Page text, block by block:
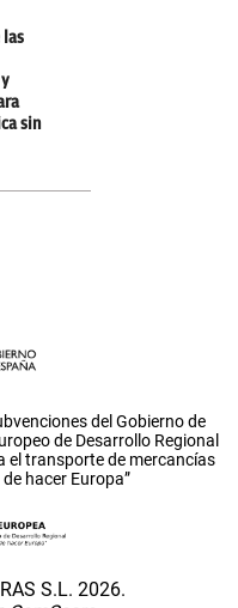
las
sin
del Gobierno de
de Desarrollo Regional
el transporte de mercancías
hacer Europa”
S.L. 2026.